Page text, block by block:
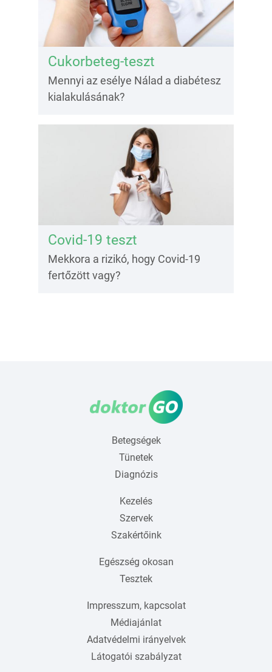
Cukorbeteg-teszt
Mennyi az esélye Nálad a diabétesz
kialakulásának?
Covid-19 teszt
Mekkora a rizikó, hogy Covid-19
fertőzött vagy?
Betegségek
Tünetek
Diagnózis
Kezelés
Szervek
Szakértőink
Egészség okosan
Tesztek
Impresszum, kapcsolat
Médiajánlat
Adatvédelmi irányelvek
Látogatói szabályzat